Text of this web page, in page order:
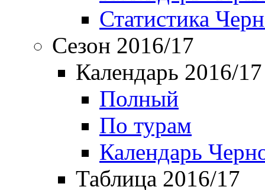
Статистика
Сезон 2016/17
Календарь 2016/17
Полный
По турам
Календарь
Таблица 2016/17